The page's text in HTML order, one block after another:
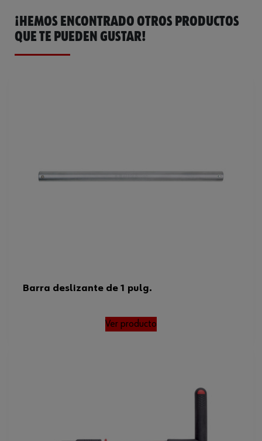
¡HEMOS ENCONTRADO OTROS PRODUCTOS
QUE TE PUEDEN GUSTAR!
Barra deslizante de 1 pulg.
Ver producto